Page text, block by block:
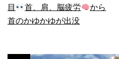
目 首、肩、脳疲労
から
首のかゆかゆが出没